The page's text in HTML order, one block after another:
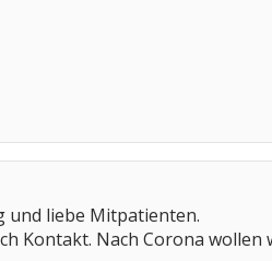
und liebe Mitpatienten.
Kontakt. Nach Corona wollen